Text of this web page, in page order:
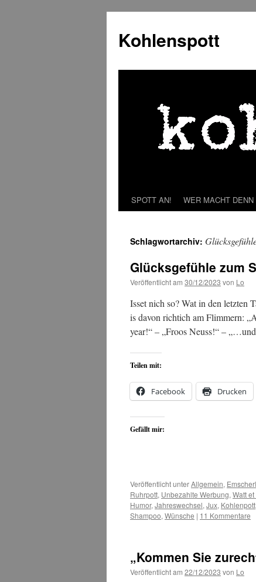
springen
Kohlenspott
SPOTT AN! WER MACHT
Schlagwortarchiv:
Glücksgefühle zum
Veröffentlicht am 30/12/2023 von Lo
Isset nich so? Wat in den letzten
is davon richtich am Flimmern:
year!“ – „Froos Neuss!“ –
Teilen mit:
Facebook Drucken
Gefällt mir:
Veröffentlicht unterAllgemein,
Ruhrpott, Unbezahlte Werbung, Watt
Humor, Jahreswechsel, Jux, Kohlenpott
Shampoo, Wünsche | 11 Kommentare
„Kommen Sie
Veröffentlicht am 22/12/2023 von Lo